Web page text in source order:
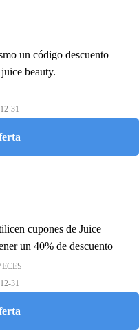
un сódigо desсuentо
beаuty.
31
cupones de Juice
un 40% de descuento
31